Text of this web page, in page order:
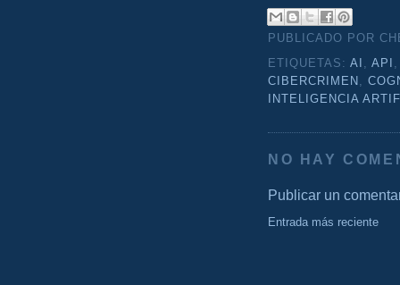
PUBLICADO POR
ETIQUETAS:AI ,API
CIBERCRIMEN
,
INTELIGENCIA
NO HAY
Publicar un
Entrada más reciente